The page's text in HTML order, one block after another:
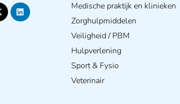
Medische praktijk en klinieken
Zorghulpmiddelen
Veiligheid / PBM
Hulpverlening
Sport & Fysio
Veterinair